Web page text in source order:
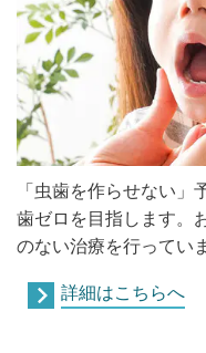
「虫歯を作らせない」
歯ゼロを目指します。
のない治療を行ってい
詳細はこちらへ